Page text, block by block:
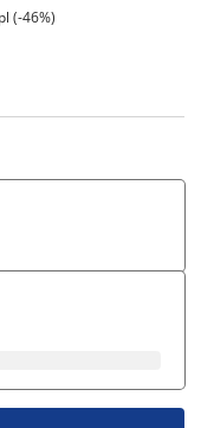
(-46%)